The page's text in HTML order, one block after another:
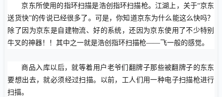
京东所使用的指环扫描是浩创指环扫描枪。江湖上，关于“京东
送货快”的传说已经很多了。可是，你知道京东为什么能这么快吗？
除了因为京东是自建物流、好的系统，还因为京东使用了不少特别
牛叉的神器！！其中之一就是浩创指环扫描枪——飞一般的感觉。
商品入库以后，就等着用户老爷们翻牌子那些被翻牌子的东东
要想出去，就必须经过扫描。以前，工人们用一种电子扫描枪进行
扫描。